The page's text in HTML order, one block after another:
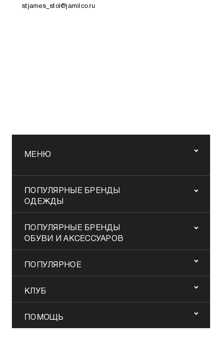
stjames_stol@jamilco.ru
МЕНЮ
ПОПУЛЯРНЫЕ БРЕНДЫ
ОДЕЖДЫ
ПОПУЛЯРНЫЕ БРЕНДЫ
ОБУВИ И АКСЕССУАРОВ
ПОПУЛЯРНОЕ
КЛУБ
ПОМОЩЬ